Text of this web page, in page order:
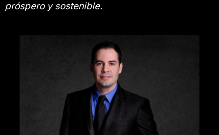
próspero y sostenible.